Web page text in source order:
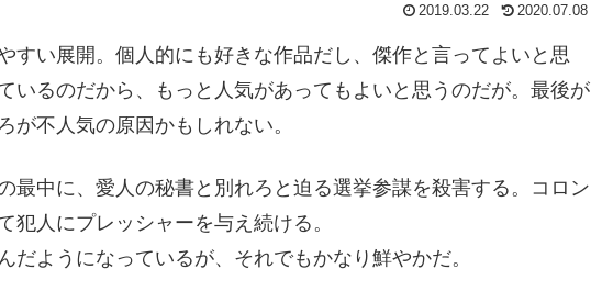
2019.03.22 2020.07.08
すい展開。個人的にも好きな作品だし、傑作と言ってよいと思
いるのだから、もっと人気があってもよいと思うのだが。最後が
が不人気の原因かもしれない。
最中に、愛人の秘書と別れろと迫る選挙参謀を殺害する。コロン
犯人にプレッシャーを与え続ける。
だようになっているが、それでもかなり鮮やかだ。